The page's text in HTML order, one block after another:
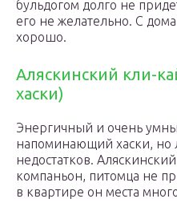
бульдогом долго не
его не желательно. С
хорошо.
Аляскинский кли-
хаски)
Энергичный и очень
напоминающий хаски,
недостатков.
компаньон, питомца не
в квартире он места